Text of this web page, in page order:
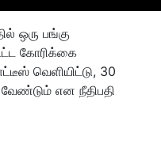
ஒரு பங்கு
கோரிக்கை
வெளியிட்டு, 30
என நீதிபதி